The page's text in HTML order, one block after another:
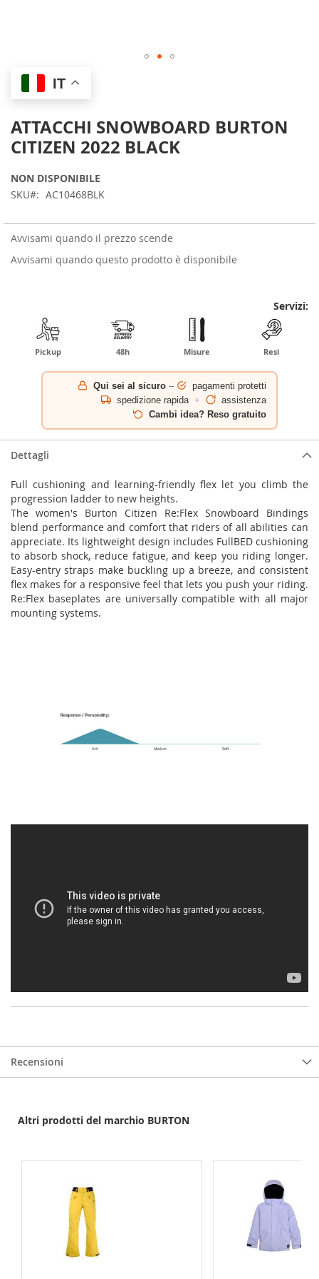
IT
ATTACCHI SNOWBOARD BURTON
CITIZEN 2022 BLACK
NON DISPONIBILE
SKU
AC10468BLK
Avvisami quando il prezzo scende
Avvisami quando questo prodotto è disponibile
Servizi:
Pickup 48h Misure Resi
Qui sei al sicuro –
pagamenti protetti
spedizione rapida +
assistenza
Cambi idea? Reso gratuito
Skip
the
of
the
gallery
Dettagli
Full cushioning and learning-friendly flex let you climb the
progression ladder to new heights.
The women's Burton Citizen Re:Flex Snowboard Bindings
blend performance and comfort that riders of all abilities can
appreciate. Its lightweight design includes FullBED cushioning
to absorb shock, reduce fatigue, and keep you riding longer.
Easy-entry straps make buckling up a breeze, and consistent
flex makes for a responsive feel that lets you push your riding.
Re:Flex baseplates are universally compatible with all major
mounting systems.
Recensioni
Altri prodotti del marchio BURTON